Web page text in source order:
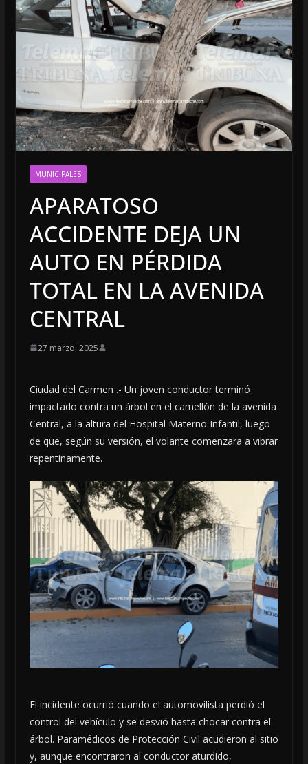
MUNICIPALES
APARATOSO
ACCIDENTE DEJA UN
AUTO EN PÉRDIDA
TOTAL EN LA AVENIDA
CENTRAL
27 marzo, 2025
Ciudad del Carmen .- Un joven conductor terminó
impactado contra un árbol en el camellón de la avenida
Central, a la altura del Hospital Materno Infantil, luego
de que, según su versión, el volante comenzara a vibrar
repentinamente.
El incidente ocurrió cuando el automovilista perdió el
control del vehículo y se desvió hasta chocar contra el
árbol. Paramédicos de Protección Civil acudieron al sitio
y, aunque encontraron al conductor aturdido,